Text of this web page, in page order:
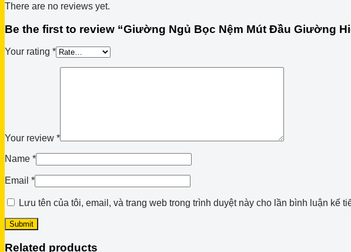
There are no reviews yet.
Be the first to review “Giường Ngủ Bọc Nệm Mút Đầu Giường
Your rating *
Your review *
Name *
Email *
Lưu tên của tôi, email, và trang web trong trình duyệt này cho lần bình luận kế
Related products